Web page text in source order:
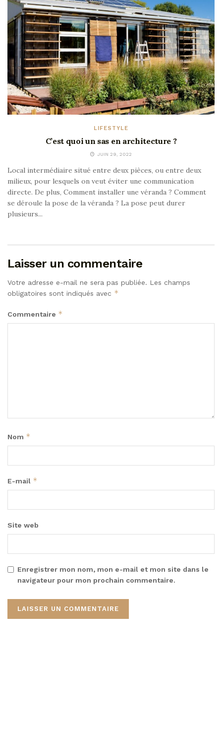
LIFESTYLE
C’est quoi un sas en architecture ?
JUIN 29, 2022
Local intermédiaire situé entre deux pièces, ou entre deux
milieux, pour lesquels on veut éviter une communication
directe. De plus, Comment installer une véranda ? Comment
se déroule la pose de la véranda ? La pose peut durer
plusieurs...
Laisser un commentaire
Votre adresse e-mail ne sera pas publiée. Les champs
obligatoires sont indiqués avec *
Commentaire *
Nom *
E-mail *
Site web
Enregistrer mon nom, mon e-mail et mon site dans le
navigateur pour mon prochain commentaire.